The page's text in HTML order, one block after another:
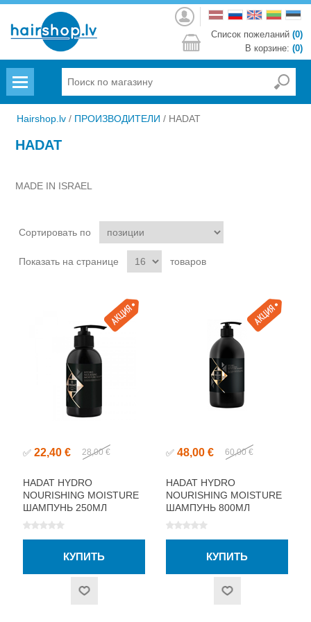
Войти
Список пожеланий (0)
В корзине: (0)
Hairshop.lv / ПРОИЗВОДИТЕЛИ / HADAT
HADAT
MADE IN ISRAEL
Сортировать по
Показать на странице товаров
✅ 22,40 € 28,00 €
HADAT HYDRO
NOURISHING MOISTURE
ШАМПУНЬ 250МЛ
✅ 48,00 € 60,00 €
HADAT HYDRO
NOURISHING MOISTURE
ШАМПУНЬ 800МЛ